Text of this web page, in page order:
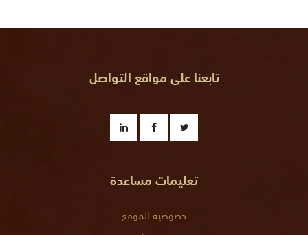
تابعنا على مواقع التواصل
تعليمات مساعدة
خصوصية الموقع